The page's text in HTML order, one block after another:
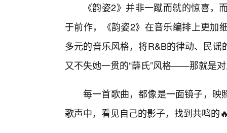
《韵姿2》并非一蹴而就的惊喜
于前作，《韵姿2》在音乐编排上更加
多元的音乐风格，将R&B的律动、民
又不失她一贯的“薛氏”风格——那就是
每一首歌曲，都像是一面镜子，映
歌声中，看见自己的影子，找到共鸣的